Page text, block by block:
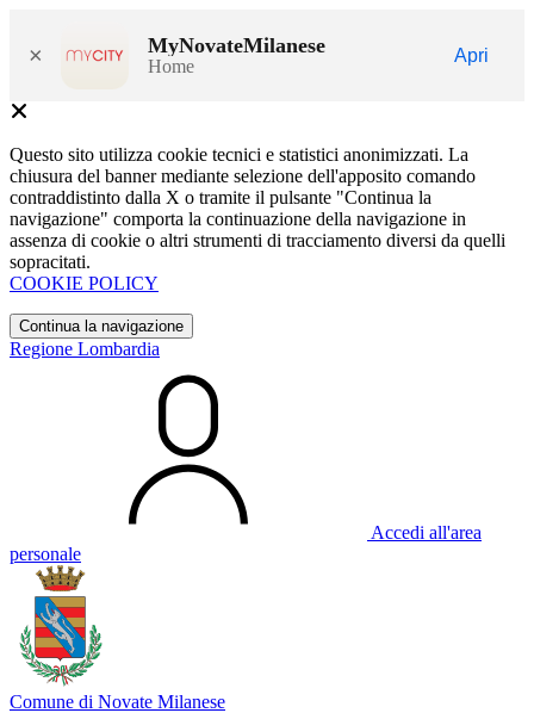
× MyNovateMilanese
Home
Apri
Questo sito utilizza cookie tecnici e statistici anonimizzati. La
chiusura del banner mediante selezione dell'apposito comando
contraddistinto dalla X o tramite il pulsante "Continua la
navigazione" comporta la continuazione della navigazione in
assenza di cookie o altri strumenti di tracciamento diversi da quelli
sopracitati.
COOKIE POLICY
Continua la navigazione
Regione Lombardia
Accedi all'area
personale
Comune di Novate Milanese